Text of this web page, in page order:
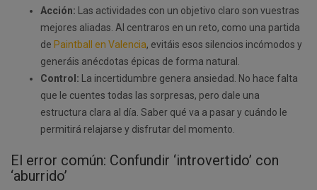
Acción: Las actividades con un objetivo claro son vuestras
mejores aliadas. Al centraros en un reto, como una partida
de Paintball en Valencia, evitáis esos silencios incómodos y
generáis anécdotas épicas de forma natural.
Control: La incertidumbre genera ansiedad. No hace falta
que le cuentes todas las sorpresas, pero dale una
estructura clara al día. Saber qué va a pasar y cuándo le
permitirá relajarse y disfrutar del momento.
El error común: Confundir ‘introvertido’ con
‘aburrido’